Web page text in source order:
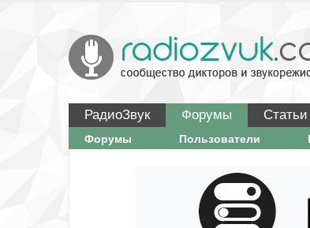
РадиоЗвук Форумы Статьи
Форумы Пользователи